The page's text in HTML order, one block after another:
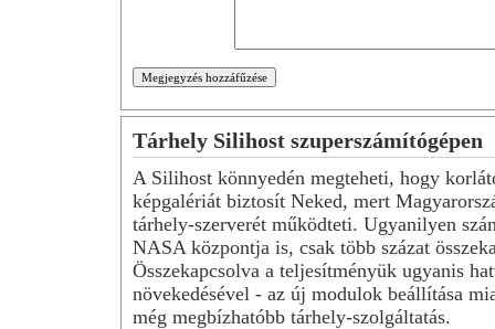
Tárhely Silihost szuperszámítógépen
A Silihost könnyedén megteheti, hogy
képgalériát biztosít Neked, mert
tárhely-szerverét működteti. Ugyanilyen
NASA központja is, csak több százat
Összekapcsolva a teljesítményük ugyanis
növekedésével - az új modulok beállítása
még megbízhatóbb tárhely-szolgáltatás.